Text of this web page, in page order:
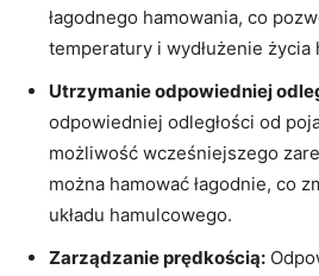
łagodnego ⁤hamowania, co
temperatury i‍ wydłużenie życia
Utrzymanie odpowiedniej
odpowiedniej‌ odległości od
możliwość wcześniejszego
można⁤ hamować łagodnie, co
układu hamulcowego.
Zarządzanie prędkością: